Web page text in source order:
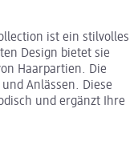
ist ein stilvolles
Design bietet sie
Haarpartien. Die
Anlässen. Diese
und ergänzt Ihre